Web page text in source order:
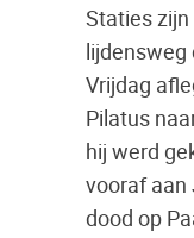
Staties
lijdensweg
Vrijdag
Pilatus
hij werd
vooraf aan
dood op